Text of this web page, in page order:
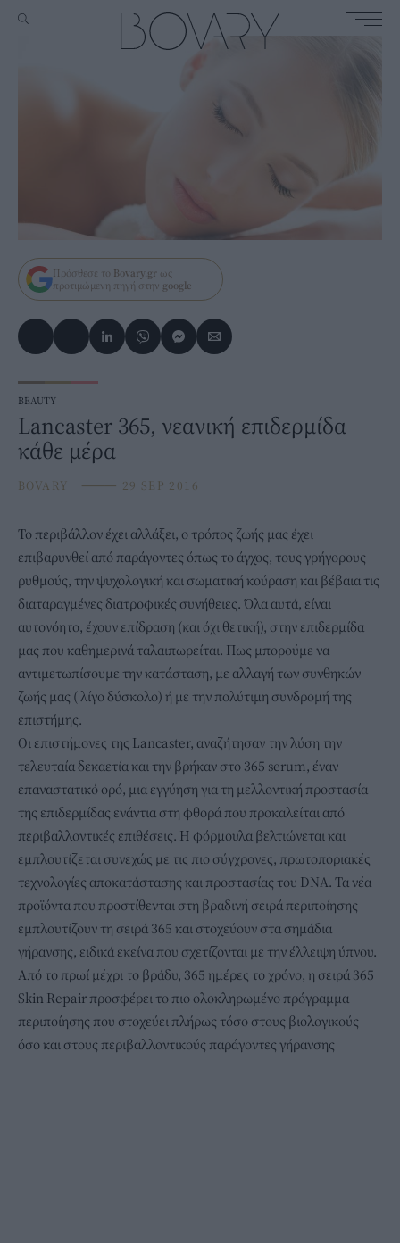
Πρόσθεσε το Bovary.gr ως
προτιμώμενη πηγή στην google
BEAUTY
Lancaster 365, νεανική επιδερμίδα
κάθε μέρα
BOVARY ⸻ 29 SEP 2016
Το περιβάλλον έχει αλλάξει, ο τρόπος ζωής μας έχει
επιβαρυνθεί από παράγοντες όπως το άγχος, τους γρήγορους
ρυθμούς, την ψυχολογική και σωματική κούραση και βέβαια τις
διαταραγμένες διατροφικές συνήθειες. Όλα αυτά, είναι
αυτονόητο, έχουν επίδραση (και όχι θετική), στην επιδερμίδα
μας που καθημερινά ταλαιπωρείται. Πως μπορούμε να
αντιμετωπίσουμε την κατάσταση, με αλλαγή των συνθηκών
ζωής μας ( λίγο δύσκολο) ή με την πολύτιμη συνδρομή της
επιστήμης.
Οι επιστήμονες της Lancaster, αναζήτησαν την λύση την
τελευταία δεκαετία και την βρήκαν στο 365 serum, έναν
επαναστατικό ορό, μια εγγύηση για τη μελλοντική προστασία
της επιδερμίδας ενάντια στη φθορά που προκαλείται από
περιβαλλοντικές επιθέσεις. Η φόρμουλα βελτιώνεται και
εμπλουτίζεται συνεχώς με τις πιο σύγχρονες, πρωτοποριακές
τεχνολογίες αποκατάστασης και προστασίας του DNA. Τα νέα
προϊόντα που προστίθενται στη βραδινή σειρά περιποίησης
εμπλουτίζουν τη σειρά 365 και στοχεύουν στα σημάδια
γήρανσης, ειδικά εκείνα που σχετίζονται με την έλλειψη ύπνου.
Από το πρωί μέχρι το βράδυ, 365 ημέρες το χρόνο, η σειρά 365
Skin Repair προσφέρει το πιο ολοκληρωμένο πρόγραμμα
περιποίησης που στοχεύει πλήρως τόσο στους βιολογικούς
όσο και στους περιβαλλοντικούς παράγοντες γήρανσης